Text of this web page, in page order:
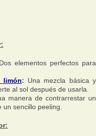
Dos elementos perfectos para
limón: Una mezcla básica y
al sol después de usarla.
manera de contrarrestar un
sencillo peeling.